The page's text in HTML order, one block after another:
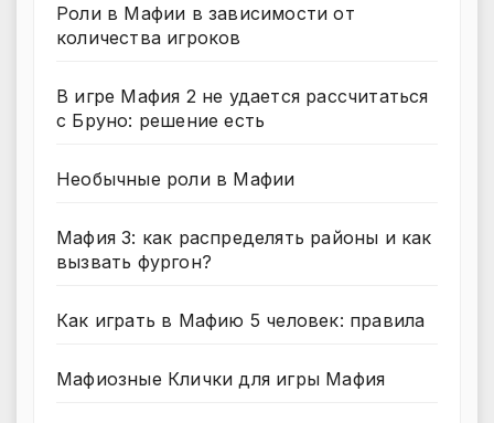
Роли в Мафии в зависимости от
количества игроков
В игре Мафия 2 не удается рассчитаться
с Бруно: решение есть
Необычные роли в Мафии
Мафия 3: как распределять районы и как
вызвать фургон?
Как играть в Мафию 5 человек: правила
Мафиозные Клички для игры Мафия